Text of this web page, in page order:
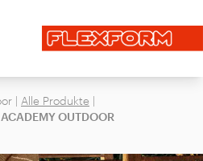
/ schließen
Seite
| Alle Produkte |
ACADEMY OUTDOOR